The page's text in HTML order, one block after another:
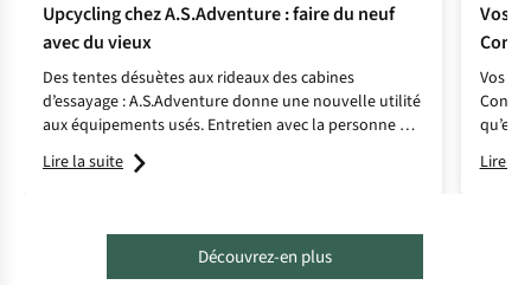
Upcycling chez A.S.Adventure : faire du neuf
avec du vieux
Des tentes désuètes aux rideaux des cabines
d’essayage : A.S.Adventure donne une nouvelle utilité
aux équipements usés. Entretien avec la personne à
l’origine de cette initiative.
Lire la suite
Vos
Vos
Lire la
Découvrez-en plus